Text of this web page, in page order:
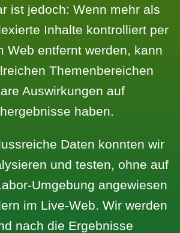
ist jedoch: Wenn mehr als
Inhalte kontrolliert per
Web entfernt werden, kann
Themenbereichen
Auswirkungen auf
haben.
Daten konnten wir
und testen, ohne auf
Umgebung angewiesen
im Live-Web. Wir werden
nach die Ergebnisse